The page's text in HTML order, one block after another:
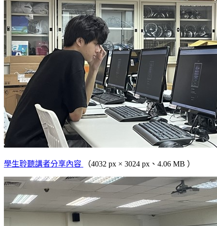
學生聆聽講者分享內容 （4032 px × 3024 px、4.06 MB ）